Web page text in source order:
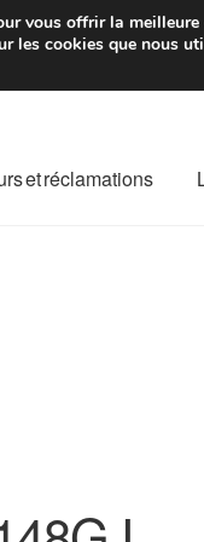
de 7 EUR
et réclamations
vous offrir la
les cookies que nous